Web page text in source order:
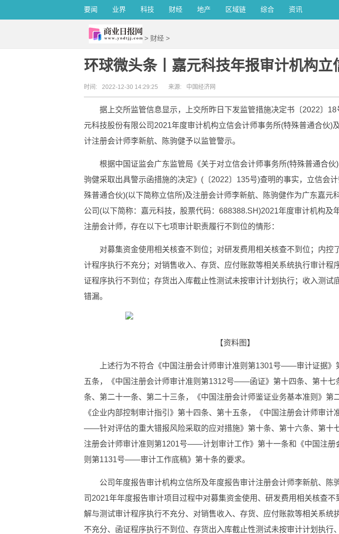
要闻 业界 科技 财经 地产 区域链 综合 资讯
> 财经 >
环球微头条丨嘉元科技年报审计机构
时间: 2022-12-30 14:29:25 来源: 中国经济网
据上交所监管信息显示，上交所昨日下发监管措施决定书〔2022〕18
元科技股份有限公司2021年度审计机构立信会计师事务所(特殊普通合伙)
计注册会计师李新航、陈驹健予以监管警示。
根据中国证监会广东监管局《关于对立信会计师事务所(特殊普通合伙
驹健采取出具警示函措施的决定》(〔2022〕135号)查明的事实，立信会
殊普通合伙)(以下简称立信所)及注册会计师李新航、陈驹健作为广东嘉元
公司(以下简称：嘉元科技，股票代码：688388.SH)2021年度审计机构及
注册会计师，存在以下七项审计职责履行不到位的情形：
对募集资金使用相关核查不到位；对研发费用相关核查不到位；内控
计程序执行不充分；对销售收入、存货、应付账款等相关系统执行审计程
证程序执行不到位；存货出入库截止性测试未按审计计划执行；收入测试
错漏。
【资料图】
上述行为不符合《中国注册会计师审计准则第1301号——审计证据》
五条，《中国注册会计师审计准则第1312号——函证》第十四条、第十七
条、第二十一条、第二十三条，《中国注册会计师鉴证业务基本准则》第
《企业内部控制审计指引》第十四条、第十五条，《中国注册会计师审计
——针对评估的重大错报风险采取的应对措施》第十条、第十六条、第十
注册会计师审计准则第1201号——计划审计工作》第十一条和《中国注册
则第1131号——审计工作底稿》第十条的要求。
公司年度报告审计机构立信所及年度报告审计注册会计师李新航、陈
司2021年年度报告审计项目过程中对募集资金使用、研发费用相关核查不
解与测试审计程序执行不充分、对销售收入、存货、应付账款等相关系统
不充分、函证程序执行不到位、存货出入库截止性测试未按审计计划执行